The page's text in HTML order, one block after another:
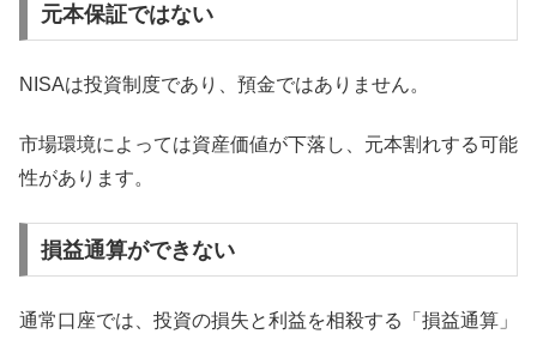
元本保証ではない
NISAは投資制度であり、預金ではありません。
市場環境によっては資産価値が下落し、元本割れする可能
性があります。
損益通算ができない
通常口座では、投資の損失と利益を相殺する「損益通算」